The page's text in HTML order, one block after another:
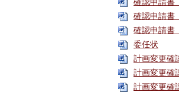
確認申請書
確認申請書
委任状
計画変更確
計画変更確
計画変更確